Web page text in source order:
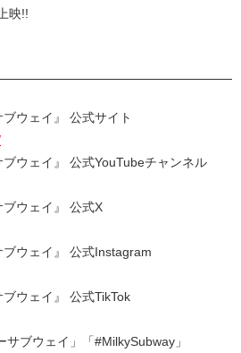
映!!
ウェイ』 公式サイト
ウェイ』 公式YouTubeチャンネル
ウェイ』 公式X
ウェイ』 公式Instagram
ウェイ』 公式TikTok
ブウェイ」「#MilkySubway」